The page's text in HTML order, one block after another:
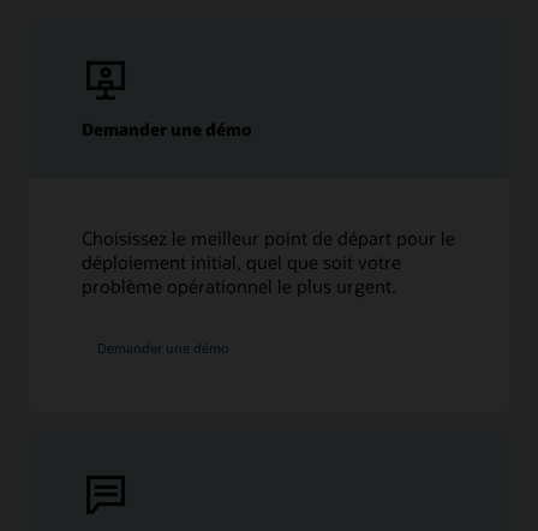
Demander une démo
Choisissez le meilleur point de départ pour le
déploiement initial, quel que soit votre
problème opérationnel le plus urgent.
Demander une démo